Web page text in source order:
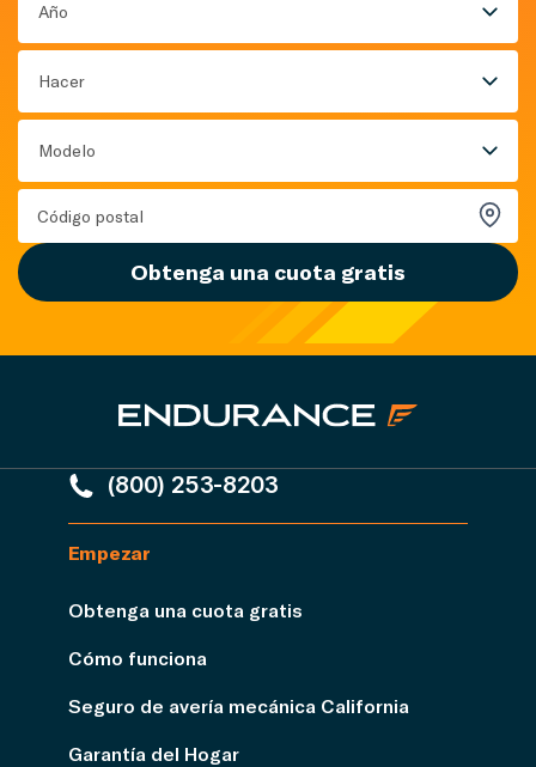
Año
Hacer
Modelo
Obtenga una cuota gratis
(800) 253-8203
Empezar
Obtenga una cuota gratis
Cómo funciona
Seguro de avería mecánica California
Garantía del Hogar